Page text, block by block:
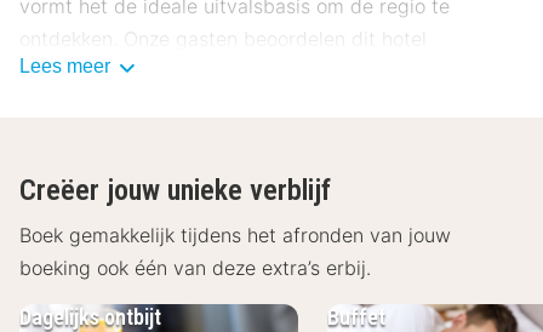
vormt het de ideale uitvalsbasis om de regio te
ontdekken. Onze gasten beoordelen dit hotel
gemiddeld met een 8.9.
ligging aan de Rijn, is een charmante stad met
moderne voorzieningen. Hotel Fire & Ice ligt op korte
afstand van het centraal station van Neuss en is met
de auto goed bereikbaar. Parkeren kan op het eigen
Lees meer
Creëer jouw unieke verblijf
Boek gemakkelijk tijdens het afronden van jouw
boeking ook één van deze extra’s erbij.
Dagelijks ontbijt Buffet